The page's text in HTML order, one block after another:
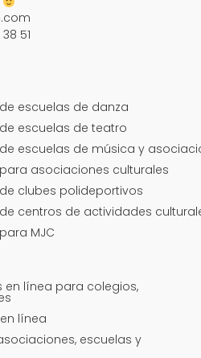
51
escuelas de danza
escuelas de teatro
escuelas de música y
asociaciones culturales
clubes polideportivos
centros de actividades
MJC
en línea para colegios,
línea
escuelas y